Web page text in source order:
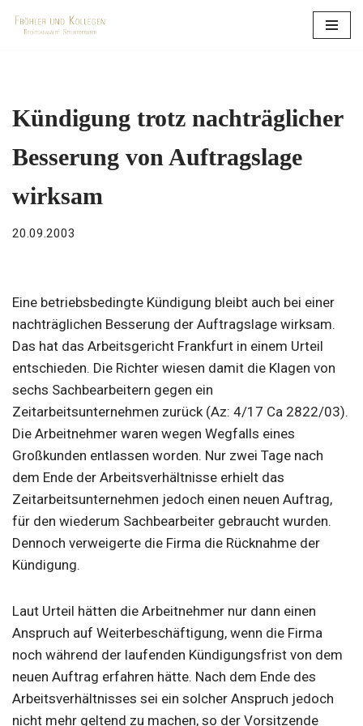
Kündigung trotz nachträglicher
Besserung von Auftragslage
wirksam
20.09.2003
Eine betriebsbedingte Kündigung bleibt auch bei einer
nachträglichen Besserung der Auftragslage wirksam.
Das hat das Arbeitsgericht Frankfurt in einem Urteil
entschieden. Die Richter wiesen damit die Klagen von
sechs Sachbearbeitern gegen ein
Zeitarbeitsunternehmen zurück (Az: 4/17 Ca 2822/03).
Die Arbeitnehmer waren wegen Wegfalls eines
Großkunden entlassen worden. Nur zwei Tage nach
dem Ende der Arbeitsverhältnisse erhielt das
Zeitarbeitsunternehmen jedoch einen neuen Auftrag,
für den wiederum Sachbearbeiter gebraucht wurden.
Dennoch verweigerte die Firma die Rücknahme der
Kündigung.
Laut Urteil hätten die Arbeitnehmer nur dann einen
Anspruch auf Weiterbeschäftigung, wenn die Firma
noch während der laufenden Kündigungsfrist von dem
neuen Auftrag erfahren hätte. Nach dem Ende des
Arbeitsverhältnisses sei ein solcher Anspruch jedoch
nicht mehr geltend zu machen, so der Vorsitzende